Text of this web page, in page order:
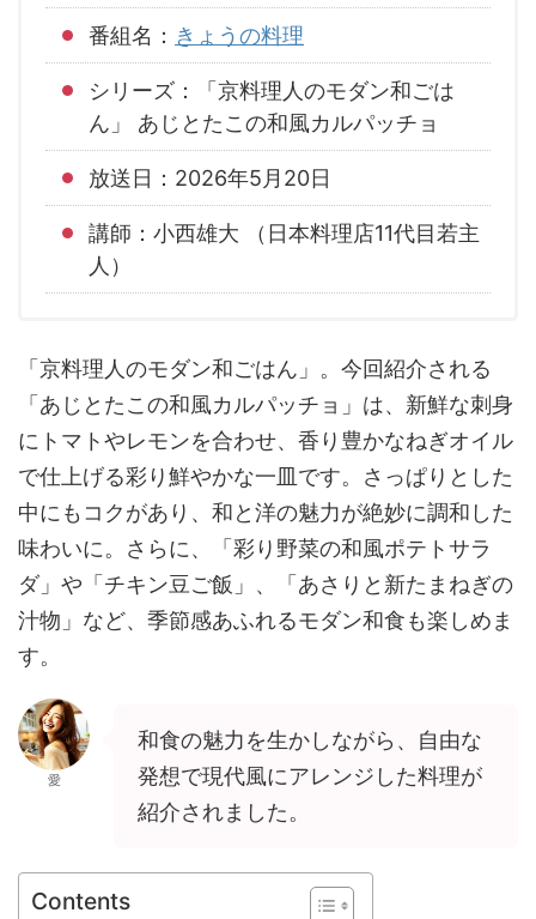
番組名： きょうの料理
シリーズ：「京料理人のモダン和ごは
ん」 あじとたこの和風カルパッチョ
放送日：2026年5月20日
講師：小西雄大 （日本料理店11代目若主
人）
「京料理人のモダン和ごはん」。今回紹介される
「あじとたこの和風カルパッチョ」は、新鮮な刺身
にトマトやレモンを合わせ、香り豊かなねぎオイル
で仕上げる彩り鮮やかな一皿です。さっぱりとした
中にもコクがあり、和と洋の魅力が絶妙に調和した
味わいに。さらに、「彩り野菜の和風ポテトサラ
ダ」や「チキン豆ご飯」、「あさりと新たまねぎの
汁物」など、季節感あふれるモダン和食も楽しめま
す。
愛
和食の魅力を生かしながら、自由な
発想で現代風にアレンジした料理が
紹介されました。
Contents